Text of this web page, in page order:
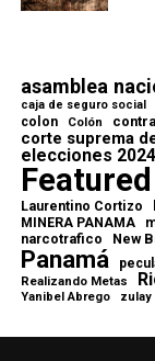
asamblea
caja de seguro social
colon Colón
corte suprema
elecciones 2024
Featured
Laurentino Cortizo
MINERA PANAMA
narcotrafico New
Panamá
Realizando Metas
Yanibel Abrego zulay